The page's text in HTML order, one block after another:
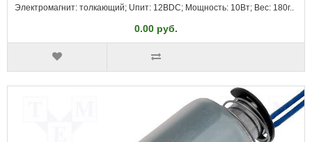
Электромагнит: толкающий; Uпит: 12ВDC; Мощность: 10Вт; Вес: 180г..
0.00 руб.